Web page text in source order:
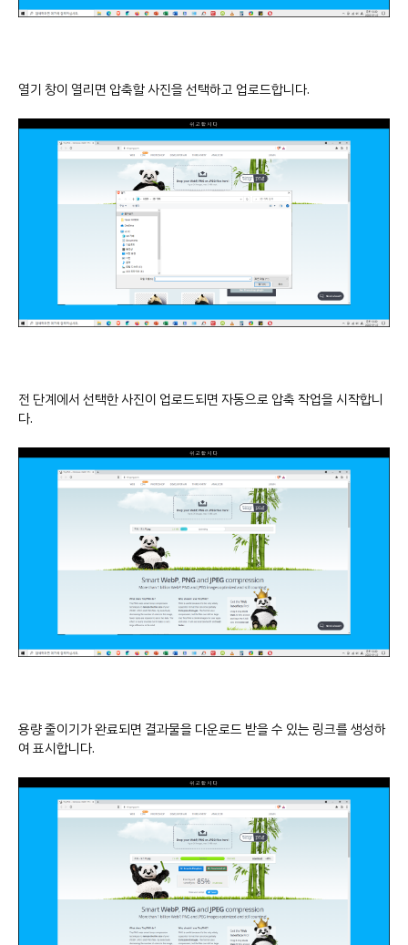
열기 창이 열리면 압축할 사진을 선택하고 업로드합니다.
전 단계에서 선택한 사진이 업로드되면 자동으로 압축 작업을 시작합니
다.
용량 줄이기가 완료되면 결과물을 다운로드 받을 수 있는 링크를 생성하
여 표시합니다.